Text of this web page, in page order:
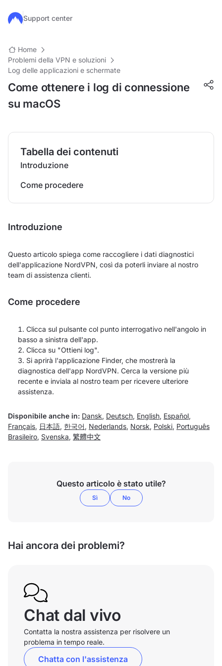
Salta al contenuto principale
Support center
Home
Problemi della VPN e soluzioni
Log delle applicazioni e schermate
Come ottenere i log di connessione
su macOS
Tabella dei contenuti
Introduzione
Come procedere
Introduzione
Questo articolo spiega come raccogliere i dati diagnostici
dell'applicazione NordVPN, così da poterli inviare al nostro
team di assistenza clienti.
Come procedere
Clicca sul pulsante col punto interrogativo nell'angolo in
basso a sinistra dell'app.
Clicca su "Ottieni log".
Si aprirà l'applicazione Finder, che mostrerà la
diagnostica dell'app NordVPN. Cerca la versione più
recente e inviala al nostro team per ricevere ulteriore
assistenza.
Disponibile anche in: Dansk, Deutsch, English, Español,
Français, 日本語, 한국어 , Nederlands, Norsk, Polski, Português
Brasileiro, Svenska, 繁體中文
Questo articolo è stato utile?
Sì No
Hai ancora dei problemi?
Chat dal vivo
Contatta la nostra assistenza per risolvere un
problema in tempo reale.
Chatta con l'assistenza